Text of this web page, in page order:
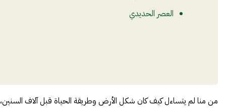
العصر الحديدي
من منا لم يتساءل كيف كان شكل الأرض وطريقة الحياة قبل آلاف السنين،